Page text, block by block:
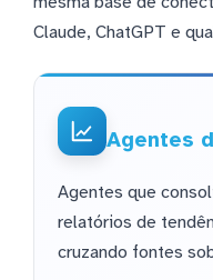
Claude, ChatGPT e
Agentes
Agentes que
relatórios de
cruzando fontes